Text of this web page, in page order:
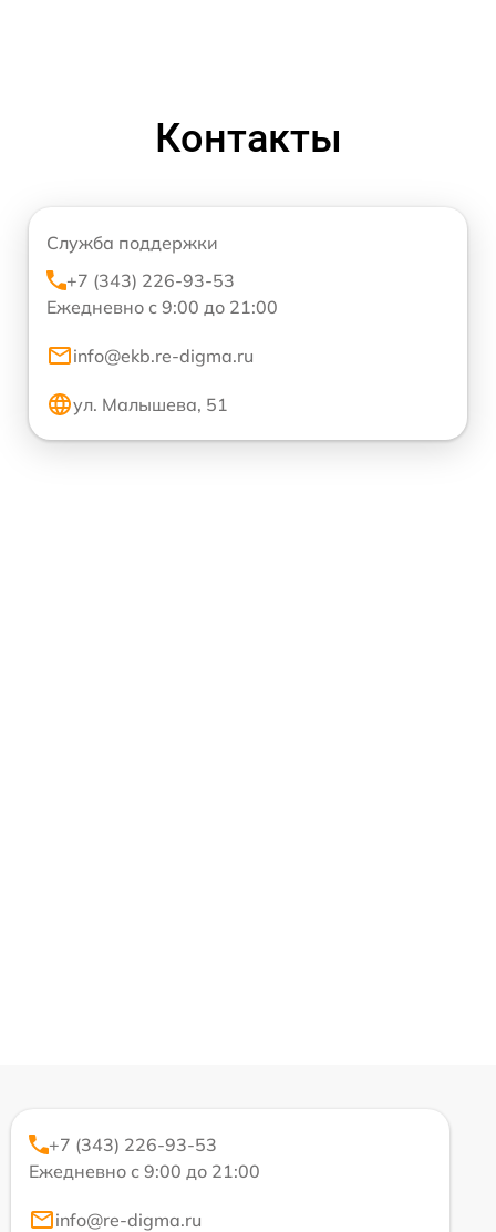
Контакты
Служба поддержки
+7 (343) 226-93-53
Ежедневно с 9:00 до 21:00
info@ekb.re-digma.ru
ул. Малышева, 51
+7 (343) 226-93-53
Ежедневно с 9:00 до 21:00
info@re-digma.ru